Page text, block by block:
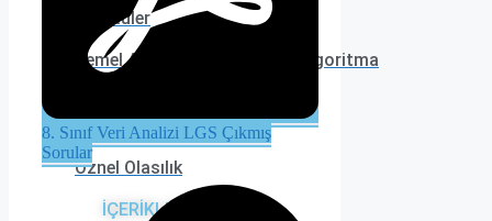
Örüntüler
Temel Aritmetik İşlemler ve Algoritma
7. TEMA
Öznel Olasılık
İÇERİKLER
8. Sınıf Veri Analizi LGS Çıkmış
Sorular